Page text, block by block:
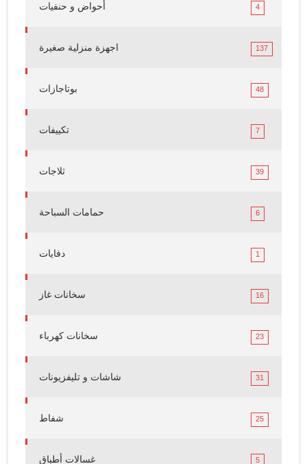
أحواض و حنفيات 4
اجهزة منزلية صغيرة 137
بوتاجازات 48
تكييفات 7
ثلاجات 39
حمامات السباحة 6
دفايات 1
سخانات غاز 16
سخانات كهرباء 23
شاشات و تليفزيونات 31
شفاط 25
غسالات أطباق 5